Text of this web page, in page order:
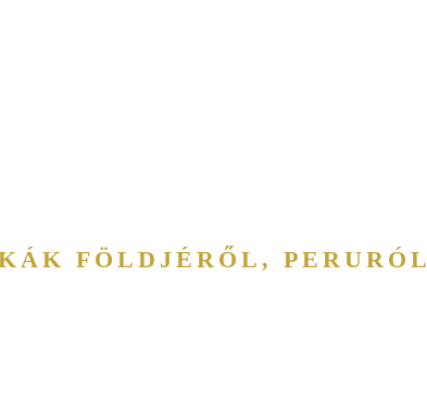
FÖLDJÉRŐL, PERURÓL